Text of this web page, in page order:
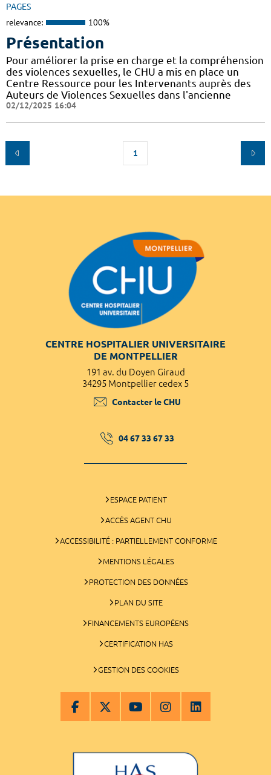
PAGES
relevance: 100%
Présentation
Pour améliorer la prise en charge et la compréhension
des violences sexuelles, le CHU a mis en place un
Centre Ressource pour les Intervenants auprès des
Auteurs de Violences Sexuelles dans l'ancienne
02/12/2025 16:04
1
CENTRE HOSPITALIER UNIVERSITAIRE
DE MONTPELLIER
191 av. du Doyen Giraud
34295 Montpellier cedex 5
Contacter le CHU
04 67 33 67 33
ESPACE PATIENT
ACCÈS AGENT CHU
ACCESSIBILITÉ : PARTIELLEMENT CONFORME
MENTIONS LÉGALES
PROTECTION DES DONNÉES
PLAN DU SITE
FINANCEMENTS EUROPÉENS
CERTIFICATION HAS
GESTION DES COOKIES